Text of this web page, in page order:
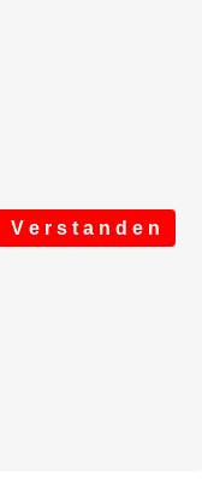
V e r s t a n d e n